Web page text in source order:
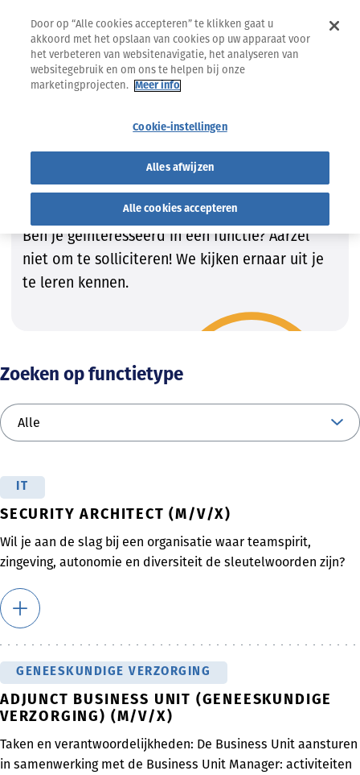
Vind de job die bij JOU past!
Wij zijn steeds op zoek naar getalenteerde
kandidaten om onze teams te vervolledigen.
Ben je geïnteresseerd in een functie? Aarzel
niet om te solliciteren! We kijken ernaar uit je
te leren kennen.
Zoeken op functietype
IT
SECURITY ARCHITECT (M/V/X)
Wil je aan de slag bij een organisatie waar teamspirit,
zingeving, autonomie en diversiteit de sleutelwoorden zijn?
GENEESKUNDIGE VERZORGING
ADJUNCT BUSINESS UNIT (GENEESKUNDIGE
VERZORGING) (M/V/X)
Taken en verantwoordelijkheden: De Business Unit aansturen
in samenwerking met de Business Unit Manager: activiteiten
Door op “Alle cookies accepteren” te klikken gaat u
akkoord met het opslaan van cookies op uw apparaat voor
het verbeteren van websitenavigatie, het analyseren van
websitegebruik en om ons te helpen bij onze
marketingprojecten.
Meer info
Cookie-instellingen
Alles afwijzen
Alle cookies accepteren